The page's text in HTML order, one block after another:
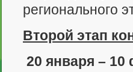
регионального
Второй этап
20 января – 10